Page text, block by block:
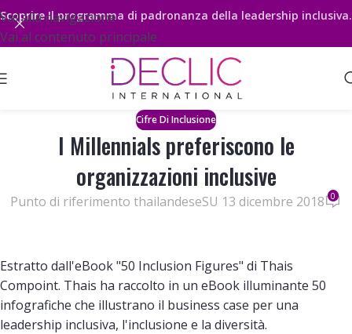
Vai alla navigazione
Vai al contenuto principale
Cifre Di Inclusione
I Millennials preferiscono le
organizzazioni inclusive
Punto di riferimento thailandeseSU 13 dicembre 2018 0
Estratto dall'eBook "50 Inclusion Figures" di Thais
Compoint. Thais ha raccolto in un eBook illuminante 50
infografiche che illustrano il business case per una
leadership inclusiva, l'inclusione e la diversità.
ScoprireIl programma di padronanza della leadership inclusiva.